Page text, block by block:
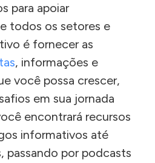
para apoiar
todos os setores e
é fornecer as
, informações e
você possa crescer,
em sua jornada
encontrará recursos
informativos até
passando por podcasts